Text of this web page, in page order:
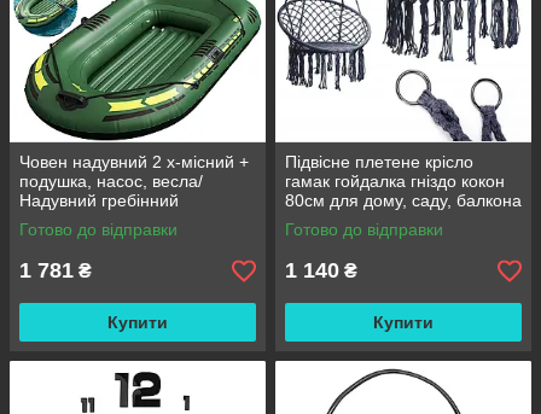
Човен надувний 2 х-місний +
подушка, насос, весла/
Надувний гребінний
двомісний гумовий човен
180/98см
Готово до відправки
1 781 ₴
Купити
Підвісне плетене крісло
гамак гойдалка гніздо кокон
80см для дому, саду, балкона
та тераси
Готово до відправки
1 140 ₴
Купити